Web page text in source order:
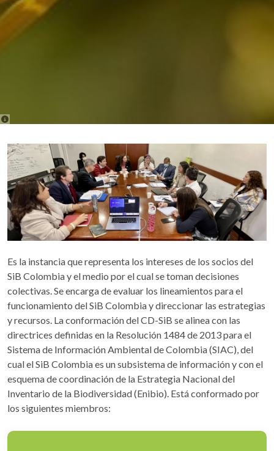
Es la instancia que representa los intereses de los socios del
SiB Colombia y el medio por el cual se toman decisiones
colectivas. Se encarga de evaluar los lineamientos para el
funcionamiento del SiB Colombia y direccionar las estrategias
y recursos. La conformación del CD-SiB se alinea con las
directrices definidas en la Resolución 1484 de 2013 para el
Sistema de Información Ambiental de Colombia (SIAC), del
cual el SiB Colombia es un subsistema de información y con el
esquema de coordinación de la Estrategia Nacional del
Inventario de la Biodiversidad (Enibio). Está conformado por
los siguientes miembros: